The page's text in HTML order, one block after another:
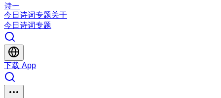
诗一
今日 诗词专题关于
今日 诗词专题
下载 App